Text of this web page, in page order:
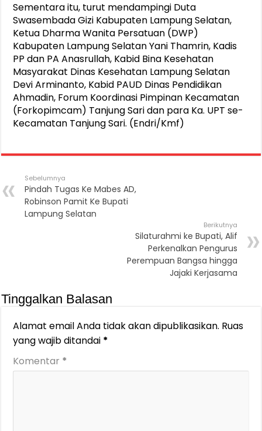
Sementara itu, turut mendampingi Duta
Swasembada Gizi Kabupaten Lampung Selatan,
Ketua Dharma Wanita Persatuan (DWP)
Kabupaten Lampung Selatan Yani Thamrin, Kadis
PP dan PA Anasrullah, Kabid Bina Kesehatan
Masyarakat Dinas Kesehatan Lampung Selatan
Devi Arminanto, Kabid PAUD Dinas Pendidikan
Ahmadin, Forum Koordinasi Pimpinan Kecamatan
(Forkopimcam) Tanjung Sari dan para Ka. UPT se-
Kecamatan Tanjung Sari. (Endri/Kmf)
Sebelumnya
Pindah Tugas Ke Mabes AD,
Robinson Pamit Ke Bupati
Lampung Selatan
Berikutnya
Silaturahmi ke Bupati, Alif
Perkenalkan Pengurus
Perempuan Bangsa hingga
Jajaki Kerjasama
Tinggalkan Balasan
Alamat email Anda tidak akan dipublikasikan. Ruas
yang wajib ditandai *
Komentar *